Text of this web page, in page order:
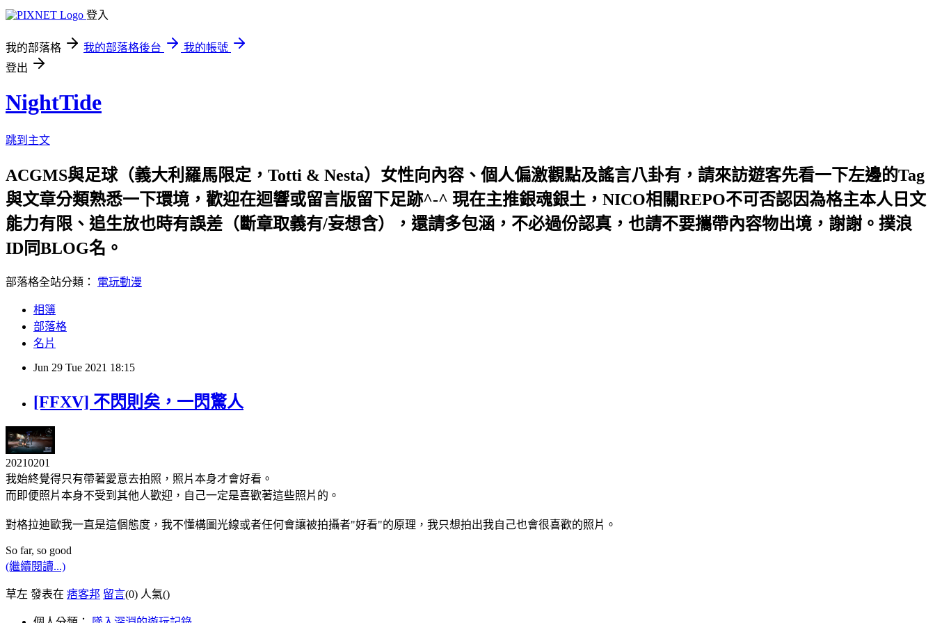
登入
我的部落格 我的部落格後台
我的帳號
登出
NightTide
跳到主文
ACGMS與足球（義大利羅馬限定，Totti & Nesta）女性向內容、個人偏激觀點及謠言八卦有，請來訪遊客先看一下左邊的Tag
與文章分類熟悉一下環境，歡迎在迴響或留言版留下足跡^-^ 現在主推銀魂銀土，NICO相關REPO不可否認因為格主本人日文
能力有限、追生放也時有誤差（斷章取義有/妄想含），還請多包涵，不必過份認真，也請不要攜帶內容物出境，謝謝。撲浪
ID同BLOG名。
部落格全站分類： 電玩動漫
相簿
部落格
名片
Jun 29 Tue 2021 18:15
[FFXV] 不閃則矣，一閃驚人
20210201
我始終覺得只有帶著愛意去拍照，照片本身才會好看。
而即便照片本身不受到其他人歡迎，自己一定是喜歡著這些照片的。
對格拉迪歐我一直是這個態度，我不懂構圖光線或者任何會讓被拍攝者"好看"的原理，我只想拍出我自己也會很喜歡的照片。
So far, so good
(繼續閱讀...)
草左 發表在 痞客邦 留言(0) 人氣()